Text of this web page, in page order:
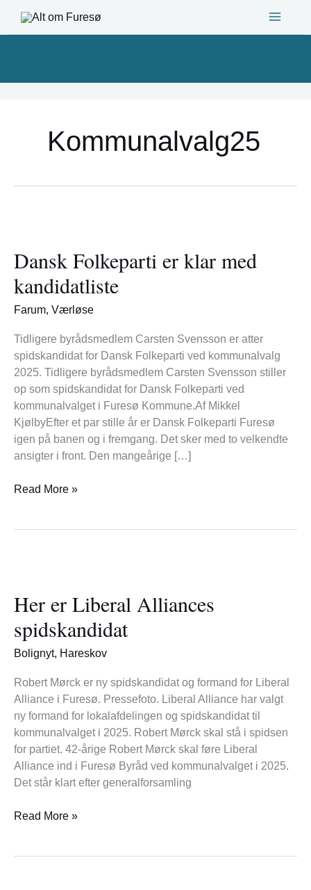
Kommunalvalg25
Dansk Folkeparti er klar med
kandidatliste
Farum, Værløse
Tidligere byrådsmedlem Carsten Svensson er atter
spidskandidat for Dansk Folkeparti ved kommunalvalg
2025. Tidligere byrådsmedlem Carsten Svensson stiller
op som spidskandidat for Dansk Folkeparti ved
kommunalvalget i Furesø Kommune.Af Mikkel
KjølbyEfter et par stille år er Dansk Folkeparti Furesø
igen på banen og i fremgang. Det sker med to velkendte
ansigter i front. Den mangeårige […]
er
klar
med
kandidatliste
Read More »
Her er Liberal Alliances
spidskandidat
Bolignyt, Hareskov
Robert Mørck er ny spidskandidat og formand for Liberal
Alliance i Furesø. Pressefoto. Liberal Alliance har valgt
ny formand for lokalafdelingen og spidskandidat til
kommunalvalget i 2025. Robert Mørck skal stå i spidsen
for partiet. 42-årige Robert Mørck skal føre Liberal
Alliance ind i Furesø Byråd ved kommunalvalget i 2025.
Det står klart efter generalforsamling
Liberal
Alliances
spidskandidat
Read More »